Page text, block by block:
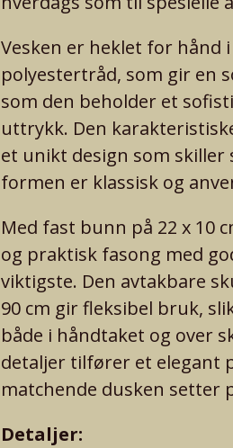
Vesken er heklet for hånd
polyestertråd, som gir en
som den beholder et
uttrykk. Den
et unikt design som skiller
formen er klassisk og
Med fast bunn på 22 x 10
og praktisk fasong med
viktigste. Den avtakbare
90 cm gir fleksibel bruk,
både i håndtaket og over
detaljer tilfører et elegant
matchende dusken setter
Detaljer: